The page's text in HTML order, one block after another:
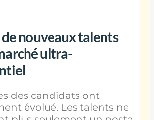
nouveaux talents
ultra-
des candidats ont
évolué. Les talents ne